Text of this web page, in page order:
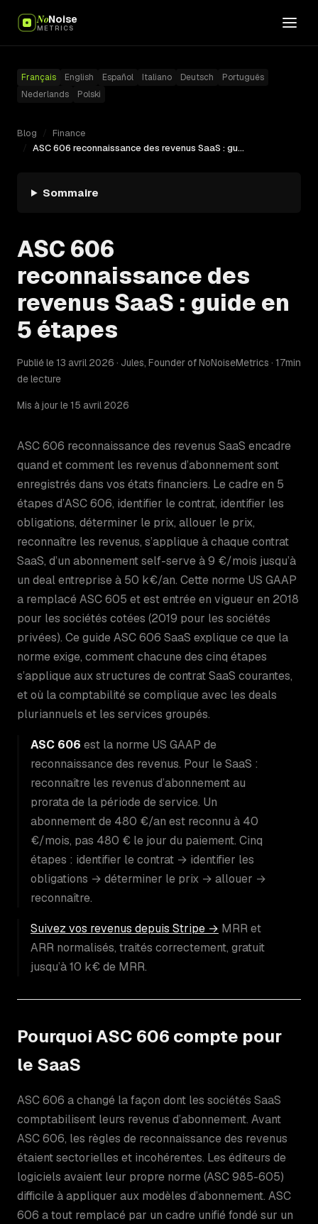
NoNoise
METRICS
Français English Español Italiano Deutsch
Português
Nederlands
Polski
Blog / Finance
/
ASC 606 reconnaissance des revenus SaaS : guide en 5 étapes
Sommaire
ASC 606
reconnaissance des
revenus SaaS : guide en
5 étapes
Publié le 13 avril 2026 · Jules, Founder of NoNoiseMetrics · 17min
de lecture
Mis à jour le 15 avril 2026
ASC 606 reconnaissance des revenus SaaS encadre
quand et comment les revenus d’abonnement sont
enregistrés dans vos états financiers. Le cadre en 5
étapes d’ASC 606, identifier le contrat, identifier les
obligations, déterminer le prix, allouer le prix,
reconnaître les revenus, s’applique à chaque contrat
SaaS, d’un abonnement self-serve à 9 €/mois jusqu’à
un deal entreprise à 50 k€/an. Cette norme US GAAP
a remplacé ASC 605 et est entrée en vigueur en 2018
pour les sociétés cotées (2019 pour les sociétés
privées). Ce guide ASC 606 SaaS explique ce que la
norme exige, comment chacune des cinq étapes
s’applique aux structures de contrat SaaS courantes,
et où la comptabilité se complique avec les deals
pluriannuels et les services groupés.
ASC 606 est la norme US GAAP de
reconnaissance des revenus. Pour le SaaS :
reconnaître les revenus d’abonnement au
prorata de la période de service. Un
abonnement de 480 €/an est reconnu à 40
€/mois, pas 480 € le jour du paiement. Cinq
étapes : identifier le contrat → identifier les
obligations → déterminer le prix → allouer →
reconnaître.
Suivez vos revenus depuis Stripe → MRR et
ARR normalisés, traités correctement, gratuit
jusqu’à 10 k€ de MRR.
Pourquoi ASC 606 compte pour
le SaaS
ASC 606 a changé la façon dont les sociétés SaaS
comptabilisent leurs revenus d’abonnement. Avant
ASC 606, les règles de reconnaissance des revenus
étaient sectorielles et incohérentes. Les éditeurs de
logiciels avaient leur propre norme (ASC 985-605)
difficile à appliquer aux modèles d’abonnement. ASC
606 a tout remplacé par un cadre unifié fondé sur un